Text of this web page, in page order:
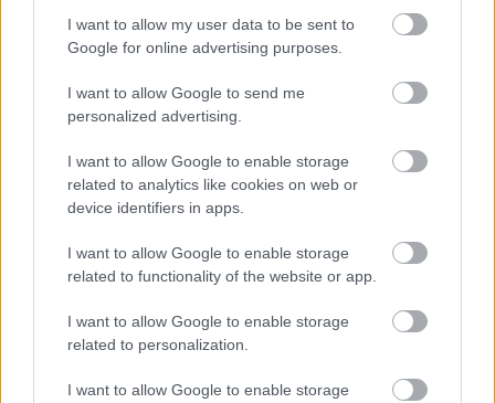
I want to allow my user data to be sent to
Google for online advertising purposes.
I want to allow Google to send me
personalized advertising.
I want to allow Google to enable storage
related to analytics like cookies on web or
device identifiers in apps.
I want to allow Google to enable storage
related to functionality of the website or app.
I want to allow Google to enable storage
related to personalization.
I want to allow Google to enable storage
Paris Saint-Germainvs
Manchester United
Nya Ullevi, Göteborg
2026-08-08 17:00
2 nap 6 óra 58 perc 4 másodperc
Leeds Unitedvs Manchester United2026-08-12 20:30